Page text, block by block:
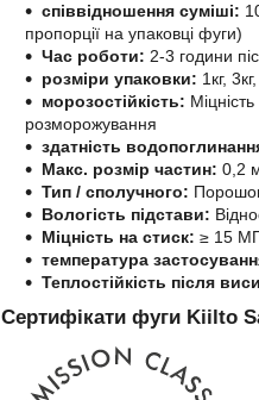
співвідношення суміші:
пропорції на упаковці фуги)
Час роботи: 2-3 години
розміри упаковки: 1кг,
морозостійкість:
розморожування
здатність
Макс. розмір частин: 0,2
Тип / сполучного:
Вологість підстави:
Міцність на стиск: ≥ 15
температура
Теплостійкість після
Сертифікати фуги Kiilto